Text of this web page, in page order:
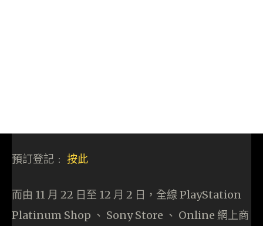
預訂登記﹕ 按此
而由 11 月 22 日至 12 月 2 日，全線 PlayStation
Platinum Shop 、 Sony Store 、 Online 網上商